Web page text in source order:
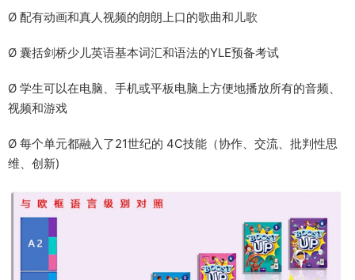
Ø 配有动画和真人视频的朗朗上口的歌曲和儿歌
Ø 囊括剑桥少儿英语基本词汇和语法的YLE预备考试
Ø 学生可以在电脑、手机或平板电脑上方便地播放所有的音频、
视频和游戏
Ø 每个单元都融入了21世纪的 4C技能（协作、交流、批判性思
维、创新)